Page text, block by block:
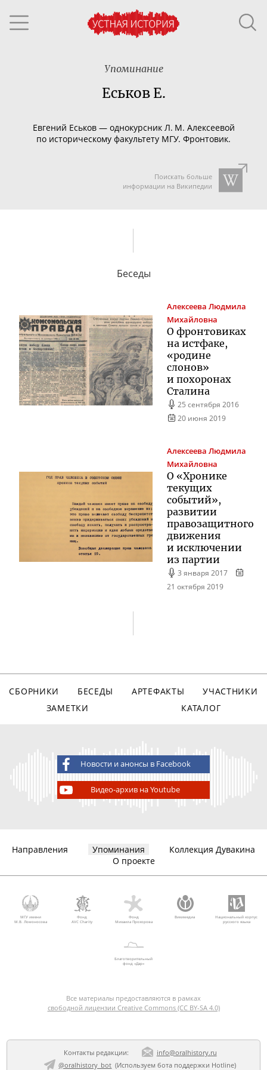
Упоминание
Еськов Е.
Евгений Еськов — однокурсник Л. М. Алексеевой
по историческому факультету МГУ. Фронтовик.
Поискать больше
информации на Википедии
Беседы
Алексеева Людмила
Михайловна
О фронтовиках
на истфаке,
«родине
слонов»
и похоронах
Сталина
25 сентября 2016
20 июня 2019
Алексеева Людмила
Михайловна
О «Хронике
текущих
событий»,
развитии
правозащитного
движения
и исключении
из партии
3 января 2017
21 октября 2019
СБОРНИКИ БЕСЕДЫ АРТЕФАКТЫ
УЧАСТНИКИ
ЗАМЕТКИ
КАТАЛОГ
Новости и анонсы в Facebook
Видео-архив на Youtube
Направления Упоминания
Коллекция Дувакина
О проекте
МГУ имени
М.В. Ломоносова
Фонд
AVC Charity
Фонд
Михаила Прохорова
Викимедиа
Национальный корпус
русского языка
Благотворительный
фонд «Дар»
Все материалы предоставляются в рамках
свободной лицензии Creative Commons (CC BY-SA 4.0)
Контакты редакции:
info@oralhistory.ru
@oralhistory_bot (Используембота поддержки Hotline)